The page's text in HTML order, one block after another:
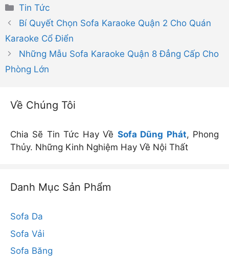
Danh
mục
Tin Tức
Bí Quyết Chọn Sofa Karaoke Quận 2 Cho Quán
Karaoke Cổ Điển
Những Mẫu Sofa Karaoke Quận 8 Đẳng Cấp Cho
Phòng Lớn
Về Chúng Tôi
Chia Sẽ Tin Tức Hay Về Sofa Dũng Phát, Phong
Thủy. Những Kinh Nghiệm Hay Về Nội Thất
Danh Mục Sản Phẩm
Sofa Da
Sofa Vải
Sofa Băng